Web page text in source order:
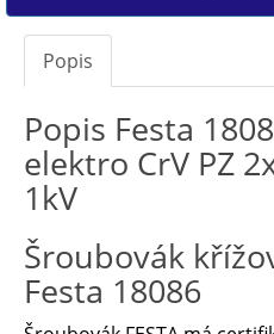
Popis
Popis Festa
elektro CrV PZ
1kV
Šroubovák
Festa 18086